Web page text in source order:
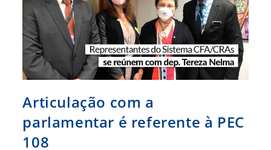
Articulação com a
parlamentar é referente à PEC
108